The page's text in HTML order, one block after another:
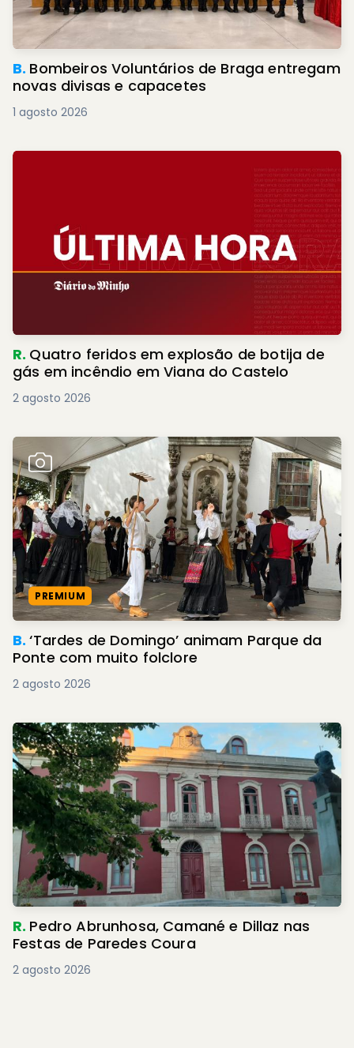
B. Bombeiros Voluntários de Braga entregam
novas divisas e capacetes
1 agosto 2026
R. Quatro feridos em explosão de botija de
gás em incêndio em Viana do Castelo
2 agosto 2026
PREMIUM
B.‘Tardes de Domingo’ animam Parque da
Ponte com muito folclore
2 agosto 2026
R. Pedro Abrunhosa, Camané e Dillaz nas
Festas de Paredes Coura
2 agosto 2026